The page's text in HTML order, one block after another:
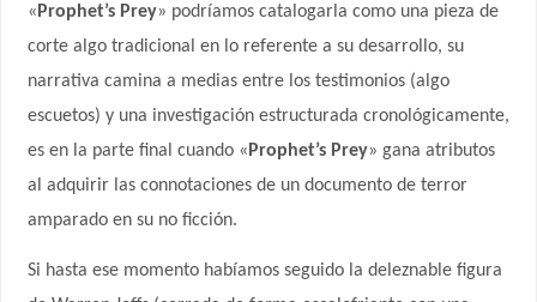
« Prophet’s Prey» podríamos catalogarla como una pieza de
corte algo tradicional en lo referente a su desarrollo, su
narrativa camina a medias entre los testimonios (algo
escuetos) y una investigación estructurada cronológicamente,
es en la parte final cuando « Prophet’s Prey» gana atributos
al adquirir las connotaciones de un documento de terror
amparado en su no ficción.
Si hasta ese momento habíamos seguido la deleznable figura